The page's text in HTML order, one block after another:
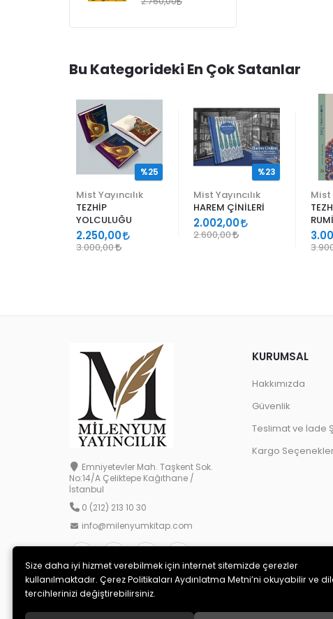
Bu Kategorideki En Çok Satanlar
Mist Yayıncılık
TEZHİP
YOLCULUĞU
2.250,00
3.000,00
%25
Mist Yayıncılık
HAREM ÇİNİLERİ
2.002,00
2.600,00
%23
Mist
RUMİ
Emniyetevler Mah. Taşkent Sok.
No:14/A Çeliktepe Kağıthane /
İstanbul
0 (212) 213 10 30
info@milenyumkitap.com
KURUMSAL
Hakkımızda
Güvenlik
Teslimat ve İade
Kargo
Size daha iyi hizmet verebilmek için internet sitemizde çerezler
kullanılmaktadır. Çerez Politikaları Aydınlatma Metni’ni okuyabilir ve
tercihlerinizi değiştirebilirsiniz.